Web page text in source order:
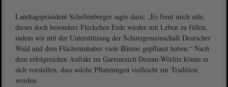
Landtagspräsident Schellenberger sagte dazu: „Es freut mich sehr,
dieses doch besondere Fleckchen Erde wieder mit Leben zu füllen,
indem wir mit der Unterstützung der Schutzgemeinschaft Deutscher
Wald und dem Flächeninhaber viele Bäume gepflanzt haben.“ Nach
dem erfolgreichen Auftakt im Gartenreich Dessau-Wörlitz könne er
sich vorstellen, dass solche Pflanzungen vielleicht zur Tradition
werden.